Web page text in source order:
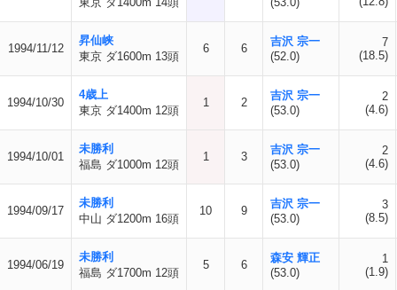
1994/11/12
昇仙峡
東京 ダ1600m 13頭
6 6
吉沢 宗一
(52.0)
7
(18.5)
1994/10/30
4歳上
東京 ダ1400m 12頭
1 2
吉沢 宗一
(53.0)
2
(4.6)
1994/10/01
未勝利
福島 ダ1000m 12頭
1 3
吉沢 宗一
(53.0)
2
(4.6)
1994/09/17
未勝利
中山 ダ1200m 16頭
10 9
吉沢 宗一
(53.0)
3
(8.5)
1994/06/19
未勝利
福島 ダ1700m 12頭
5 6
森安 輝正
(53.0)
1
(1.9)